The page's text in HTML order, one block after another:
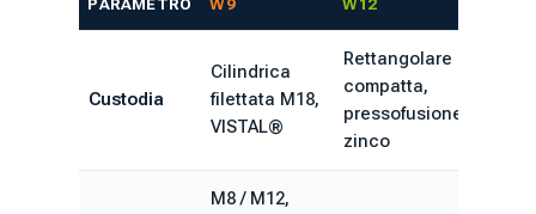
PARAMETRO W9 W12
Custodia
Cilindrica
filettata M18,
VISTAL®
Rettangolare
compatta,
pressofusione di
zinco
M8 / M12,